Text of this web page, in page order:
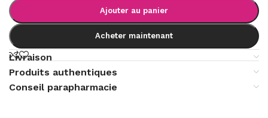
Ajouter au panier
Acheter maintenant
Livraison
Produits authentiques
Conseil parapharmacie